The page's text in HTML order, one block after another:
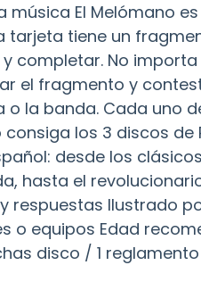
música El Melómano
tarjeta tiene un
completar. No
el fragmento y
la banda. Cada uno
los 3 discos de
desde los
hasta el
respuestas Ilustrado
o equipos Edad
disco / 1